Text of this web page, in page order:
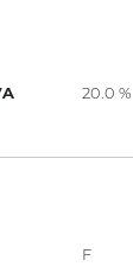
20.0 %
F